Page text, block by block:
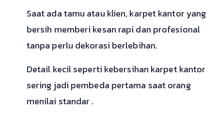
Saat ada tamu atau klien, karpet kantor yang
bersih memberi kesan rapi dan profesional
tanpa perlu dekorasi berlebihan.
Detail kecil seperti kebersihan karpet kantor
sering jadi pembeda pertama saat orang
menilai standar .